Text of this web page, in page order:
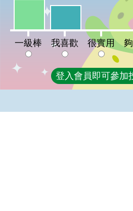
一級棒:54%
我喜歡:43%
很實用:0% 夠
一級棒
我喜歡 很實用
登入會員即可參加